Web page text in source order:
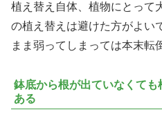
植え替え自体、植物にとって
の植え替えは避けた方がよい
まま弱ってしまっては本末転
鉢底から根が出ていなくて
ある